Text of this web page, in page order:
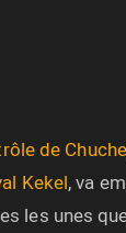
de
Kekel, va
les unes